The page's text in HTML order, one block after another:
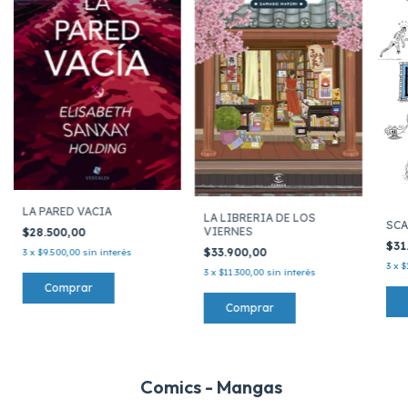
LA PARED VACIA
$28.500,00
3 x$9.500,00 sin interés
LA LIBRERIA DE LOS
VIERNES
$33.900,00
3 x$11.300,00 sin interés
3 x
Comics - Mangas